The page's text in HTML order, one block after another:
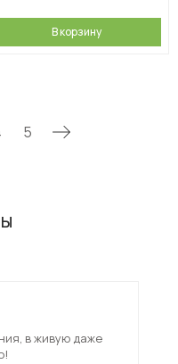
В корзину
5
в живую даже